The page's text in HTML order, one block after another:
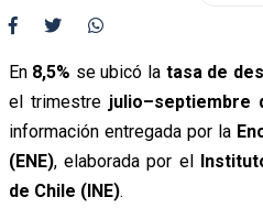
En 8,5% se ubicó la tasa de
el trimestre julio–septiembre
información entregada por la
(ENE), elaborada por el
de Chile (INE).